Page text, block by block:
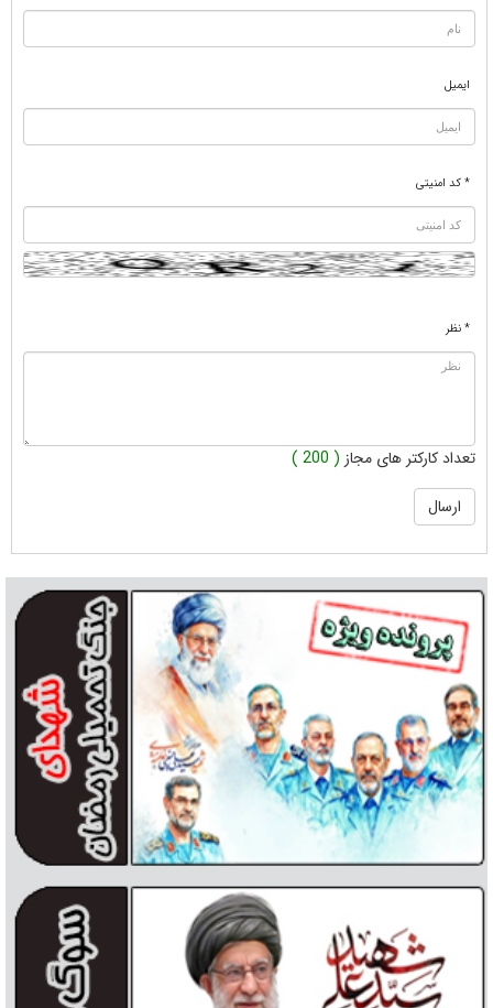
ایمیل
* کد امنیتی
* نظر
تعداد کارکتر های مجاز ( 200 )